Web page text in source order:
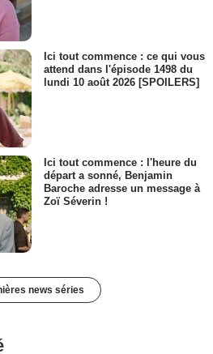
Ici tout commence : ce qui vous
attend dans l'épisode 1498 du
lundi 10 août 2026 [SPOILERS]
Ici tout commence : l'heure du
départ a sonné, Benjamin
Baroche adresse un message à
Zoï Séverin !
news séries